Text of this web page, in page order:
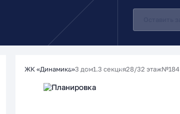
ЖК «Динамика»3 дом1.3 секция28/32 этаж№184